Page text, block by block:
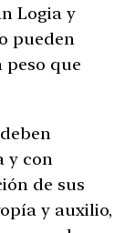
Logia y
pueden
que
y con
de sus
y auxilio,